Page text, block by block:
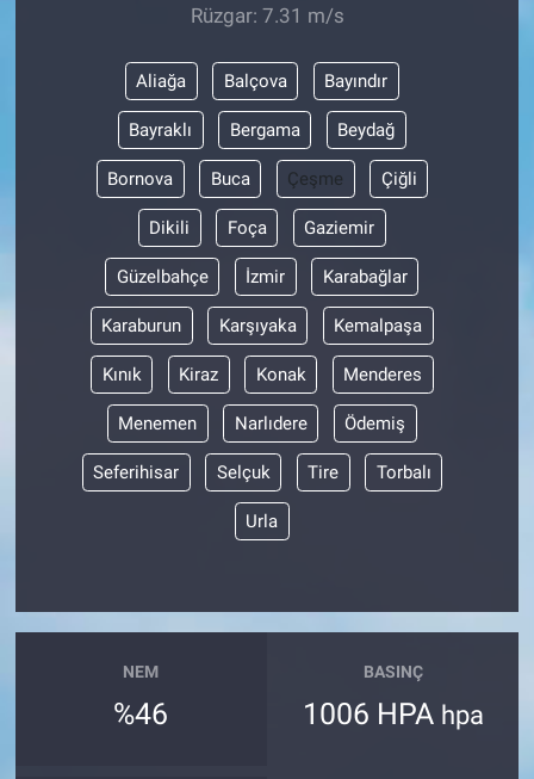
Rüzgar: 7.31 m/s
Aliağa Balçova Bayındır
Bayraklı Bergama Beydağ
Bornova Buca Çeşme Çiğli
Dikili Foça Gaziemir
Güzelbahçe İzmir Karabağlar
Karaburun Karşıyaka Kemalpaşa
Kınık Kiraz Konak Menderes
Menemen Narlıdere Ödemiş
Seferihisar Selçuk Tire Torbalı
Urla
NEM
%46
BASINÇ
1006 HPA hpa